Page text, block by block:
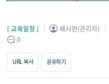
[ 교육일정 ] 배시현(관리자)
0
URL 복사 공유하기